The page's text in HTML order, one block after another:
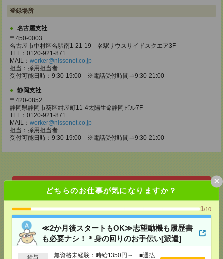
どちらのお仕事が気になりますか？
1/10
≪2か月後スタートもOK≫志望動機も履歴書
も必要ナシ！＊身の回りのお手伝い[派遣]
給与
無資格未経験：時給1350円～ ■週払
×
登録場所
名古屋支社
〒450-0003
名古屋市中村区名駅南1-21-19 名駅サウスサイドスクエア3F
TEL：0120-921-871
MAIL： worker@nissonet.co.jp
担当：採用担当者
受付可能日時：9:30-19:00 ※電話受付時間⇒9:30-21:00
静岡支社
〒420-0852
静岡県静岡市葵区紺屋町11-4太陽生命静岡ビル7F
TEL：0120-921-871
MAIL： worker@nissonet.co.jp
担当：採用担当者
受付可能日時：9:30-19:00 ※電話受付時間⇒9:30-21:00
応募ページへ
気になる！